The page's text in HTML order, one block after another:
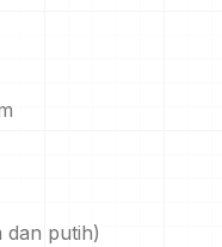
dan putih)